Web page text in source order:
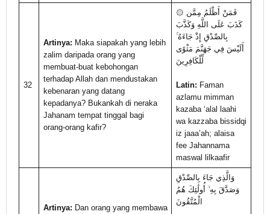
32
Artinya: Maka siapakah yang lebih
zalim daripada orang yang
membuat-buat kebohongan
terhadap Allah dan mendustakan
kebenaran yang datang
kepadanya? Bukankah di neraka
Jahanam tempat tinggal bagi
orang-orang kafir?
۞ فَمَنْ أَظْلَمُ مِمَّن
كَذَبَ عَلَى اللَّهِ وَكَذَّبَ
بِالصِّدْقِ إِذْ جَاءَهُ ۚ
أَلَيْسَ فِي جَهَنَّمَ مَثْوًى
لِّلْكَافِرِينَ
Latin: Faman
azlamu mimman
kazaba ‘alal laahi
wa kazzaba bissidqi
iz jaaa’ah; alaisa
fee Jahannama
maswal lilkaafir
Artinya: Dan orang yang membawa
وَالَّذِي جَاءَ بِالصِّدْقِ
وَصَدَّقَ بِهِ ۙ أُولَٰئِكَ هُمُ
الْمُتَّقُونَ